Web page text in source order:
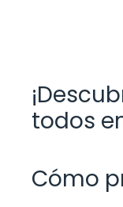
todos
Cómo